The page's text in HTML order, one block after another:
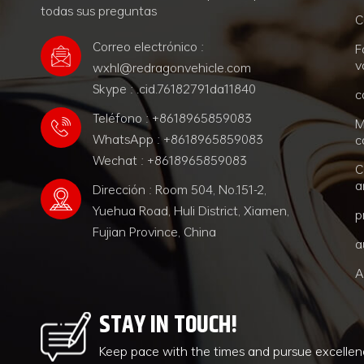
todas sus preguntas
Correo electrónico :
wxhl@redragonvehicle.com
Skype : .cid.76182791da11840
Teléfono : +8618965859083
WhatsApp : +8618965859083
Wechat : +8618965859083
Dirección : Room 504, No.151-2,
Yuehua Road, Huli District, Xiamen,
Fujian Province, China
STAY IN TOUCH!
Keep pace with the times and pursue